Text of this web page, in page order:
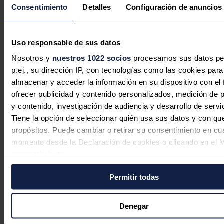
Consentimiento Detalles Configuración de anuncios
Uso responsable de sus datos
Nosotros y nuestros 1022 socios procesamos sus datos
p.ej., su dirección IP, con tecnologías como las cookies para
almacenar y acceder la información en su dispositivo con el
ofrecer publicidad y contenido personalizados, medición de
y contenido, investigación de audiencia y desarrollo de
Tiene la opción de seleccionar quién usa sus datos y con
propósitos. Puede cambiar o retirar su consentimiento en
momento desde la Declaración de cookies o clicando en el
Si lo permite, también quisiéramos:
Recopilar información sobre su ubicación geográfica
puede tener una precisión de varios metros
Identificar su dispositivo analizándolo activamente
Permitir todas
Denegar
Endesa suma más de 300 puntos de
'Anfitrión'
Redacción